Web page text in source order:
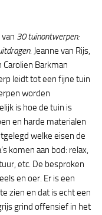
30 tuinontwerpen:
. Jeanne van Rijs,
Barkman
leidt tot een fijne tuin
worden
is hoe de tuin is
en harde materialen
welke eisen de
komen aan bod: relax,
etc. De besproken
en oer. Er is een
zien en dat is echt een
grind offensief in het